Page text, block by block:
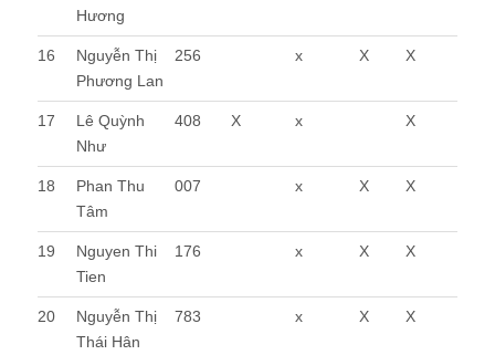
Hương
16
Nguyễn Thị
Phương Lan
256 x X X
17
Lê Quỳnh
Như
408 X x X
18
Phan Thu
Tâm
007 x X X
19
Nguyen Thi
Tien
176 x X X
20
Nguyễn Thị
Thái Hân
783 x X X